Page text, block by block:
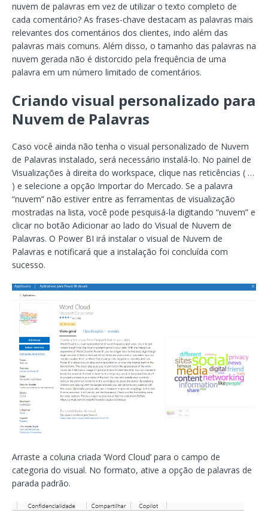
nuvem de palavras em vez de utilizar o texto completo de
cada comentário? As frases-chave destacam as palavras mais
relevantes dos comentários dos clientes, indo além das
palavras mais comuns. Além disso, o tamanho das palavras na
nuvem gerada não é distorcido pela frequência de uma
palavra em um número limitado de comentários.
Criando visual personalizado para
Nuvem de Palavras
Caso você ainda não tenha o visual personalizado de Nuvem
de Palavras instalado, será necessário instalá-lo. No painel de
Visualizações à direita do workspace, clique nas reticências ( …
) e selecione a opção Importar do Mercado. Se a palavra
“nuvem” não estiver entre as ferramentas de visualização
mostradas na lista, você pode pesquisá-la digitando “nuvem” e
clicar no botão Adicionar ao lado do Visual de Nuvem de
Palavras. O Power BI irá instalar o visual de Nuvem de
Palavras e notificará que a instalação foi concluída com
sucesso.
Arraste a coluna criada ‘Word Cloud’ para o campo de
categoria do visual. No formato, ative a opção de palavras de
parada padrão.